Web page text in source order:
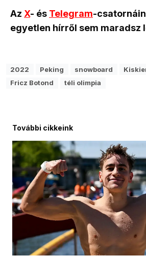
Az X- és Telegram-
egyetlen hírről sem maradsz
2022 Peking snowboard
Fricz Botond
téli olimpia
További cikkeink